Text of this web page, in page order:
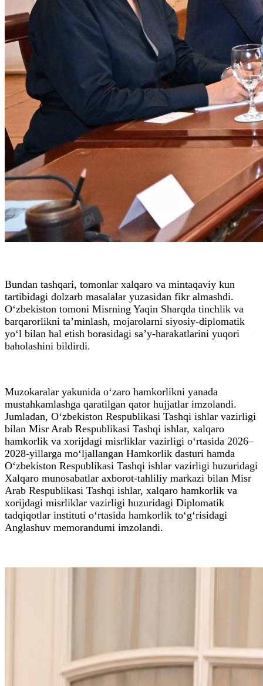
Bundan tashqari, tomonlar xalqaro va mintaqaviy kun
tartibidagi dolzarb masalalar yuzasidan fikr almashdi.
O‘zbekiston tomoni Misrning Yaqin Sharqda tinchlik va
barqarorlikni ta’minlash, mojarolarni siyosiy-diplomatik
yo‘l bilan hal etish borasidagi sa’y-harakatlarini yuqori
baholashini bildirdi.
Muzokaralar yakunida o‘zaro hamkorlikni yanada
mustahkamlashga qaratilgan qator hujjatlar imzolandi.
Jumladan, O‘zbekiston Respublikasi Tashqi ishlar vazirligi
bilan Misr Arab Respublikasi Tashqi ishlar, xalqaro
hamkorlik va xorijdagi misrliklar vazirligi o‘rtasida 2026–
2028-yillarga mo‘ljallangan Hamkorlik dasturi hamda
O‘zbekiston Respublikasi Tashqi ishlar vazirligi huzuridagi
Xalqaro munosabatlar axborot-tahliliy markazi bilan Misr
Arab Respublikasi Tashqi ishlar, xalqaro hamkorlik va
xorijdagi misrliklar vazirligi huzuridagi Diplomatik
tadqiqotlar instituti o‘rtasida hamkorlik to‘g‘risidagi
Anglashuv memorandumi imzolandi.